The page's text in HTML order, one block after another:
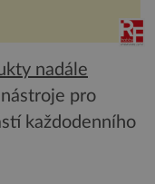
Tower. Komplex
nadále
pro
každodenního